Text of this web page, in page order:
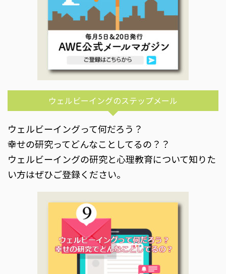
ウェルビーイングのステップメール
ウェルビーイングって何だろう？
幸せの研究ってどんなことしてるの？？
ウェルビーイングの研究と心理教育について知りた
い方はぜひご登録ください。